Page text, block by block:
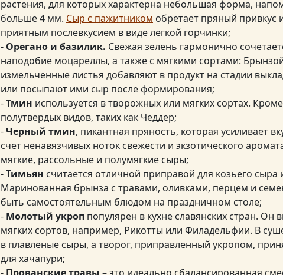
растения, для которых характерна небольшая форма,
больше 4 мм. Сыр с пажитником обретает пряный привкус
приятным послевкусием в виде легкой горчинки;
- Орегано и базилик. Свежая зелень гармонично
наподобие моцареллы, а также с мягкими сортами:
измельченные листья добавляют в продукт на стадии
или посыпают ими сыр после формирования;
-Тмин используется в творожных или мягких сортах.
полутвердых видов, таких как Чеддер;
-Черный тмин, пикантная пряность, которая усиливает
счет ненавязчивых ноток свежести и экзотического
мягкие, рассольные и полумягкие сыры;
-Тимьян считается отличной приправой для козьего сыра
Маринованная брынза с травами, оливками, перцем и
быть самостоятельным блюдом на праздничном столе;
- Молотый укроп популярен в кухне славянских стран. Он
мягких сортов, например, Рикотты или Филадельфии. В
в плавленые сыры, а творог, приправленный укропом,
для хачапури;